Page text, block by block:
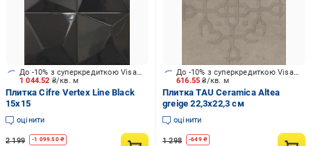
1 044.52 ₴/кв. м
До -10% з суперкредиткою Visa Вигода
Плитка Cifre Vertex Line Black
15x15
оцінити
2 199 -1 099.50₴
616.55₴/кв. м
До -10% з суперкредиткою Visa Вигода
Плитка TAU Ceramica Altea
greige 22,3x22,3 см
оцінити
1 298 -649₴